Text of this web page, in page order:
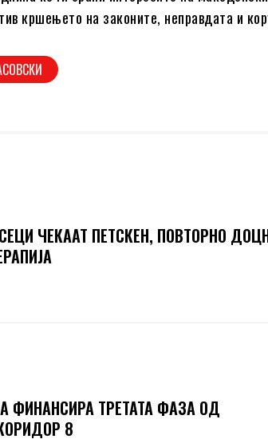
кршењето на законите, неправдата и
ЧЕКААТ ПЕТСКЕН, ПОВТОРНО
ФИНАНСИРА ТРЕТАТА ФАЗА ОД
8